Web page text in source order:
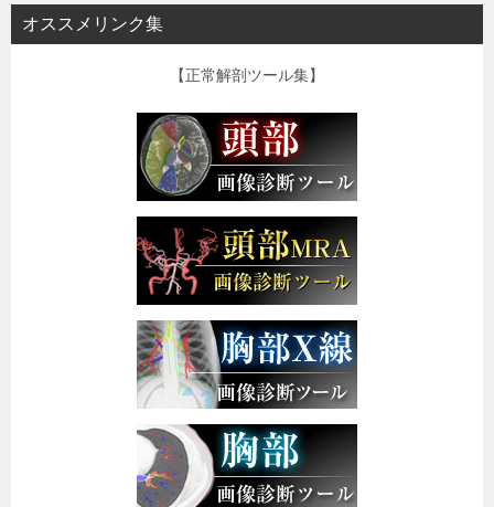
オススメリンク集
【正常解剖ツール集】